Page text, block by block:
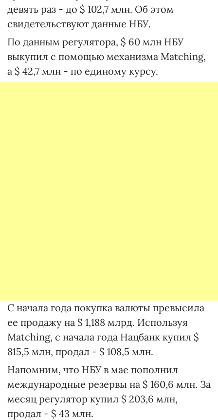
девять раз - до $ 102,7 млн. Об этом
свидетельствуют данные НБУ.
По данным регулятора, $ 60 млн НБУ
выкупил с помощью механизма Matching,
а $ 42,7 млн - по единому курсу.
С начала года покупка валюты превысила
ее продажу на $ 1,188 млрд. Используя
Matching, с начала года Нацбанк купил $
815,5 млн, продал - $ 108,5 млн.
Напомним, что НБУ в мае пополнил
международные резервы на $ 160,6 млн. За
месяц регулятор купил $ 203,6 млн,
продал - $ 43 млн.